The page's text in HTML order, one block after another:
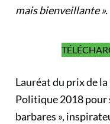
mais bienveillante ».
Lauréat du prix de
Politique 2018 pour
barbares »,